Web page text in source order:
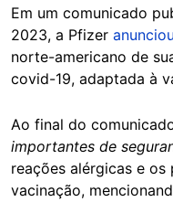
Em um comunicado
2023, a Pfizer anunciou
norte-americano de
covid-19, adaptada à
Ao final do
importantes de
reações alérgicas e
vacinação,